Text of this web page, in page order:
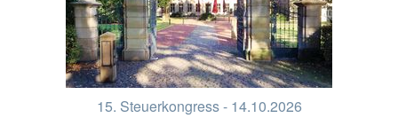
15. Steuerkongress - 14.10.2026